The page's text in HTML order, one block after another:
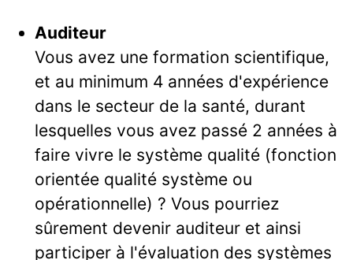
Auditeur
Vous avez une formation scientifique,
et au minimum 4 années d'expérience
dans le secteur de la santé, durant
lesquelles vous avez passé 2 années à
faire vivre le système qualité (fonction
orientée qualité système ou
opérationnelle) ? Vous pourriez
sûrement devenir auditeur et ainsi
participer à l'évaluation des systèmes